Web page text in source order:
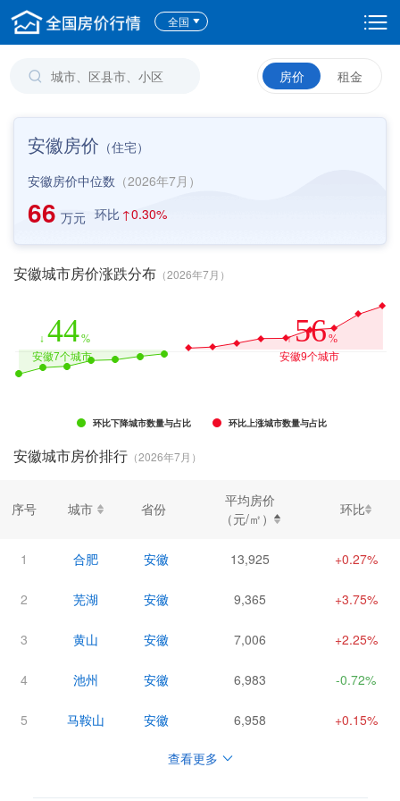
全国
房价 租金
安徽房价 （住宅）
安徽房价中位数 （2026年7月）
66 万元 环比 ↑0.30%
安徽城市房价涨跌分布 （2026年7月）
环比下降城市数量与占比 环比上涨城市数量与占比
↓ 44%
安徽7个城市
↑ 56%
安徽9个城市
安徽城市房价排行 （2026年7月）
序号 城市 省份
平均房价
（元/㎡）
环比
1 合肥 安徽 13,925 +0.27%
2 芜湖 安徽 9,365 +3.75%
3 黄山 安徽 7,006 +2.25%
4 池州 安徽 6,983 -0.72%
5 马鞍山 安徽 6,958 +0.15%
查看更多